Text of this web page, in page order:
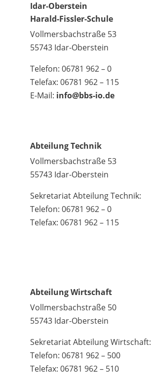
Idar-Oberstein
Harald-Fissler-Schule
Vollmersbachstraße 53
55743 Idar-Oberstein
Telefon: 06781 962 – 0
Telefax: 06781 962 – 115
E-Mail: info@bbs-io.de
Abteilung Technik
Vollmersbachstraße 53
55743 Idar-Oberstein
Sekretariat Abteilung Technik:
Telefon: 06781 962 – 0
Telefax: 06781 962 – 115
Abteilung Wirtschaft
Vollmersbachstraße 50
55743 Idar-Oberstein
Sekretariat Abteilung Wirtschaft:
Telefon: 06781 962 – 500
Telefax: 06781 962 – 510